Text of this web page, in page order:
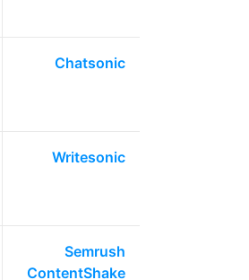
Chatsonic
Writesonic
Semrush
ContentShake